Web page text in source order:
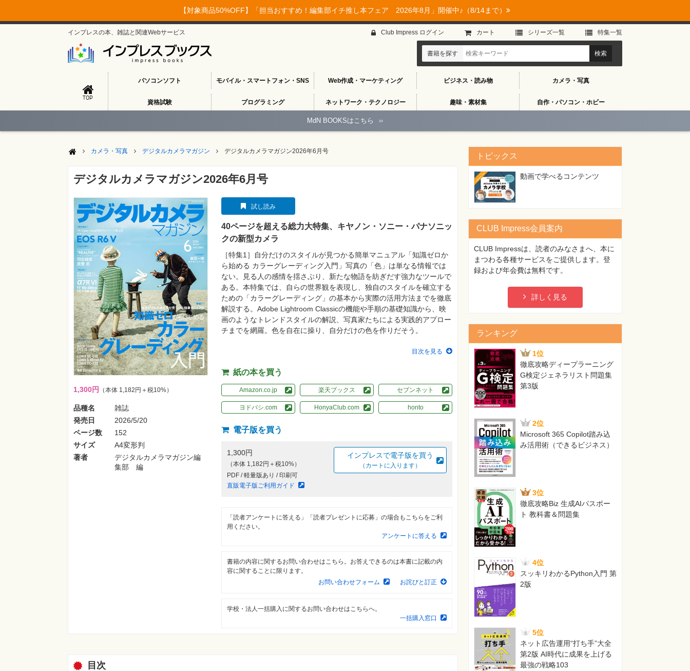
【対象商品50%OFF】「担当おすすめ！編集部イチ推し本フェア 2026年8月」開催中♪（8/14まで）
インプレスの本、雑誌と関連Webサービス
TOP
パソコンソフト モバイル・スマートフォン・SNS Web作成・マーケティング ビジネス・読み物 カメラ・写真
資格試験 プログラミング ネットワーク・テクノロジー 趣味・素材集 自作・パソコン・ホビー
Club Impress ログイン カート シリーズ⼀覧 特集⼀覧
書籍を探す
MdN BOOKSはこちら ››
カメラ・写真 デジタルカメラマガジン デジタルカメラマガジン2026年6月号
デジタルカメラマガジン2026年6月号
1,300円 （本体 1,182円＋税10%）
品種名
雑誌
発売日
2026/5/20
ページ数
152
サイズ
A4変形判
著者
デジタルカメラマガジン編
集部 編
試し読み
40ページを超える総力大特集、キヤノン・ソニー・パナソニッ
クの新型カメラ
［特集1］自分だけのスタイルが見つかる簡単マニュアル「知識ゼロか
ら始める カラーグレーディング入門」写真の「色」は単なる情報では
ない。見る人の感情を揺さぶり、新たな物語を紡ぎだす強力なツールで
ある。本特集では、自らの世界観を表現し、独自のスタイルを確立する
ための「カラーグレーディング」の基本から実際の活用方法までを徹底
解説する。Adobe Lightroom Classicの機能や手順の基礎知識から、映
画のようなトレンドスタイルの解説、写真家たちによる実践的アプロー
チまでを網羅。色を自在に操り、自分だけの色を作りだそう。
目次を見る
紙の本を買う
Amazon.co.jp 楽天ブックス セブンネット
ヨドバシ.com HonyaClub.com honto
電子版を買う
1,300円
（本体 1,182円＋税10%）
PDF / 軽量版あり / 印刷可
直販電子版ご利用ガイド
インプレスで電子版を買う
（カートに入ります）
「読者アンケートに答える」「読者プレゼントに応募」の場合もこちらをご利
用ください。
アンケートに答える
書籍の内容に関するお問い合わせはこちら。お答えできるのは本書に記載の内
容に関することに限ります。
お問い合わせフォーム
お詫びと訂正
学校・法人一括購入に関するお問い合わせはこちらへ。
一括購入窓口
目次
トピックス
動画で学べるコンテンツ
CLUB Impress会員案内
CLUB Impressは、読者のみなさまへ、本に
まつわる各種サービスをご提供します。登
録および年会費は無料です。
詳しく見る
ランキング
1位
徹底攻略ディープラーニング
G検定ジェネラリスト問題集
第3版
2位
Microsoft 365 Copilot踏み込
み活用術（できるビジネス）
3位
徹底攻略Biz 生成AIパスポー
ト 教科書＆問題集
4位
スッキリわかるPython入門 第
2版
5位
ネット広告運用“打ち手”大全
第2版 AI時代に成果を上げる
最強の戦略103